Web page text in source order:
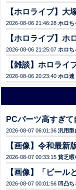
【ホロライブ】大
2026-08-06 21:46:28ホロち
【ホロライブ】
2026-08-06 21:25:07ホロち
【雑談】ホロラ
2026-08-06 20:23:40ホロ速
PCパーツ高すぎ
2026-08-07 06:01:36汎用型
【画像】令和最
2026-08-07 00:33:15貧乏暇
【画像】「ビール
2026-08-07 00:01:56 凹凸